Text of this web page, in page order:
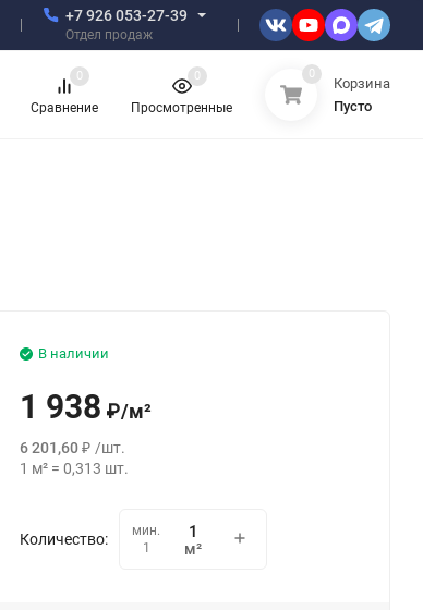
+7 926 053-27-39
Отдел продаж
Сравнение
0
Просмотренные
0 0
Корзина
Пусто
В наличии
1 938 ₽/м²
6 201,60₽ /шт.
1 м² =0,313 шт.
Количество:
мин.
1
м²